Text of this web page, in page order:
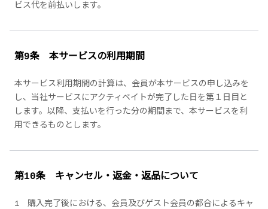
ビス代を前払いします。
第9条 本サービスの利用期間
本サービス利用期間の計算は、会員が本サービスの申し込みを
し、当社サービスにアクティベイトが完了した日を第１日目と
します。以降、支払いを行った分の期間まで、本サービスを利
用できるものとします。
第10条 キャンセル・返金・返品について
1 購入完了後における、会員及びゲスト会員の都合によるキャ